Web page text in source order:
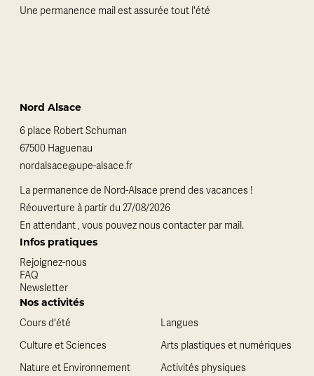
Une permanence mail est assurée tout l'été
Nord Alsace
6 place Robert Schuman
67500 Haguenau
nordalsace@upe-alsace.fr
La permanence de Nord-Alsace prend des vacances !
Réouverture à partir du 27/08/2026
En attendant , vous pouvez nous contacter par mail.
Infos pratiques
Rejoignez-nous
FAQ
Newsletter
Nos activités
Cours d'été
Langues
Culture et Sciences
Arts plastiques et numériques
Nature et Environnement
Activités physiques